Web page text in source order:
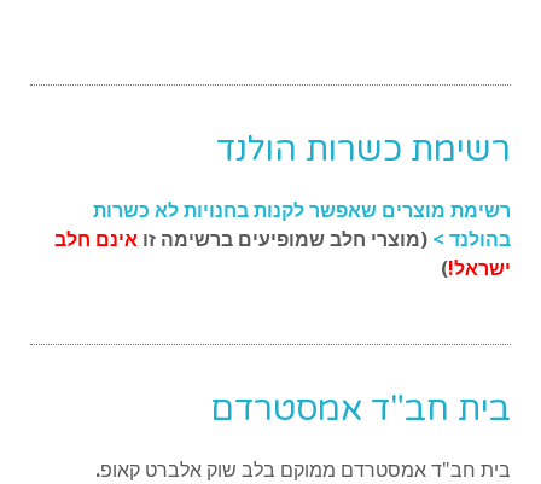
רשימת כשרות הולנד
רשימת מוצרים שאפשר לקנות בחנויות לא כשרות
בהולנד > (מוצרי חלב שמופיעים ברשימה זו אינם חלב
ישראל!)
בית חב"ד אמסטרדם
בית חב"ד אמסטרדם ממוקם בלב שוק אלברט קאופ.